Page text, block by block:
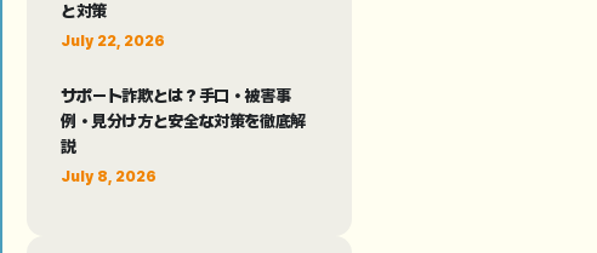
と対策
July 22, 2026
サポート詐欺とは？手口・被害事
例・見分け方と安全な対策を徹底解
説
July 8, 2026